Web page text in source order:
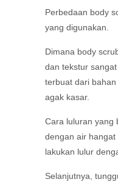
Perbedaan body
yang digunakan.
Dimana body
dan tekstur
terbuat dari
agak kasar.
Cara luluran yang
dengan air hangat
lakukan lulur
Selanjutnya,